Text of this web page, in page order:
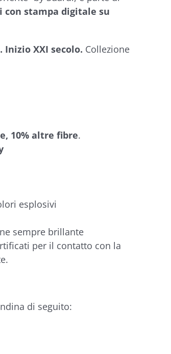
stampa digitale su
Inizio XXI secolo. Collezione
10% altre fibre.
esplosivi
sempre brillante
per il contatto con la
di seguito: